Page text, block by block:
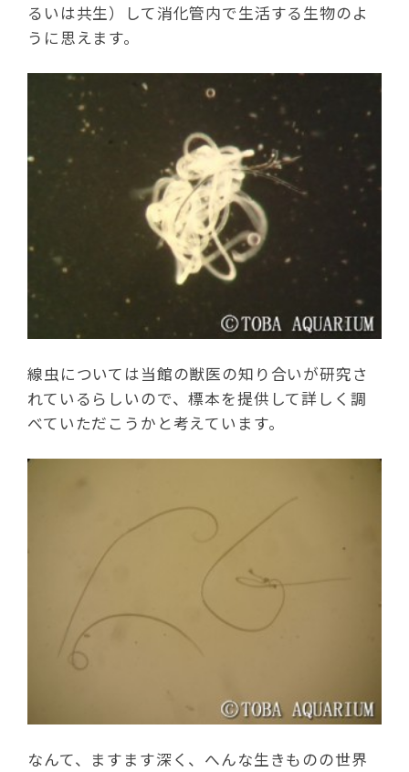
るいは共生）して消化管内で生活する生物のよ
うに思えます。
線虫については当館の獣医の知り合いが研究さ
れているらしいので、標本を提供して詳しく調
べていただこうかと考えています。
なんて、ますます深く、へんな生きものの世界